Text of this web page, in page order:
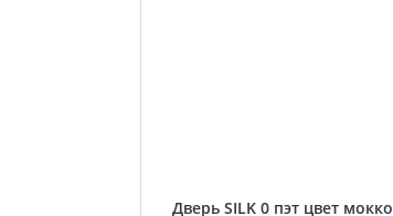
Дверь SILK 0 пэт цвет мокко